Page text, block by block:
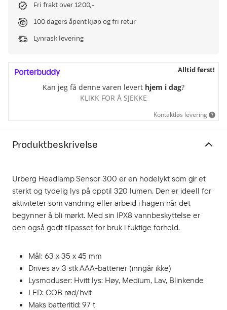
Fri frakt over 1200,-
100 dagers åpent kjøp og fri retur
Lynrask levering
Alltid først!
Kan jeg få denne varen levert hjem i dag?
KLIKK FOR Å SJEKKE
Kontaktløs levering
Produktbeskrivelse
Urberg Headlamp Sensor 300 er en hodelykt som gir et
sterkt og tydelig lys på opptil 320 lumen. Den er ideell for
aktiviteter som vandring eller arbeid i hagen når det
begynner å bli mørkt. Med sin IPX8 vannbeskyttelse er
den også godt tilpasset for bruk i fuktige forhold.
Mål: 63 x 35 x 45 mm
Drives av 3 stk AAA-batterier (inngår ikke)
Lysmoduser: Hvitt lys: Høy, Medium, Lav, Blinkende
LED: COB rød/hvit
Maks batteritid: 97 t